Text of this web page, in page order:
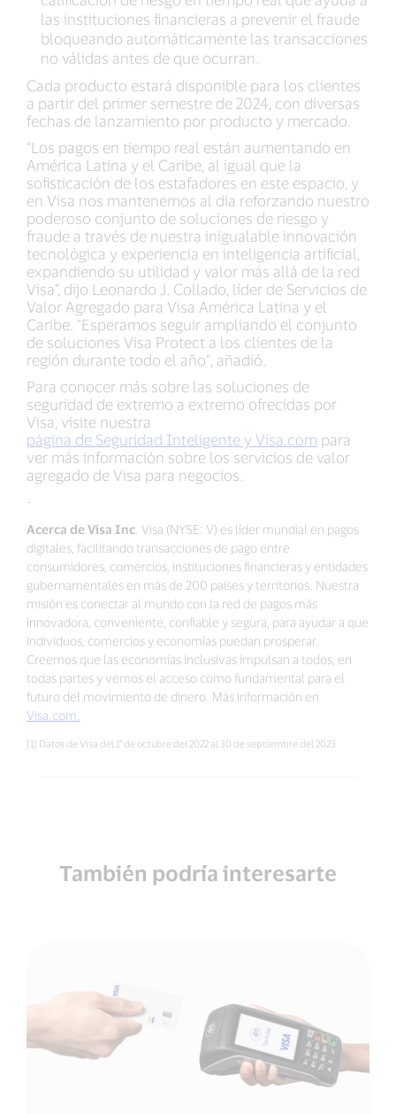
las instituciones financieras a prevenir el fraude
bloqueando automáticamente las transacciones
no válidas antes de que ocurran.
Cada producto estará disponible para los clientes
a partir del primer semestre de 2024, con diversas
fechas de lanzamiento por producto y mercado.
“Los pagos en tiempo real están aumentando en
América Latina y el Caribe, al igual que la
sofisticación de los estafadores en este espacio, y
en Visa nos mantenemos al día reforzando nuestro
poderoso conjunto de soluciones de riesgo y
fraude a través de nuestra inigualable innovación
tecnológica y experiencia en inteligencia artificial,
expandiendo su utilidad y valor más allá de la red
Visa”, dijo Leonardo J. Collado, líder de Servicios de
Valor Agregado para Visa América Latina y el
Caribe. "Esperamos seguir ampliando el conjunto
de soluciones Visa Protect a los clientes de la
región durante todo el año", añadió.
Para conocer más sobre las soluciones de
seguridad de extremo a extremo ofrecidas por
Visa, visite nuestra
página de Seguridad Inteligente y Visa.com para
ver más información sobre los servicios de valor
agregado de Visa para negocios.
-
Acerca de Visa Inc . Visa (NYSE: V) es líder mundial en pagos
digitales, facilitando transacciones de pago entre
consumidores, comercios, instituciones financieras y entidades
gubernamentales en más de 200 países y territorios. Nuestra
misión es conectar al mundo con la red de pagos más
innovadora, conveniente, confiable y segura, para ayudar a que
individuos, comercios y economías puedan prosperar.
Creemos que las economías inclusivas impulsan a todos, en
todas partes y vemos el acceso como fundamental para el
futuro del movimiento de dinero. Más información en
Visa.com.
[1] Datos de Visa del 1° de octubre del 2022 al 30 de septiembre del 2023
También podría interesarte